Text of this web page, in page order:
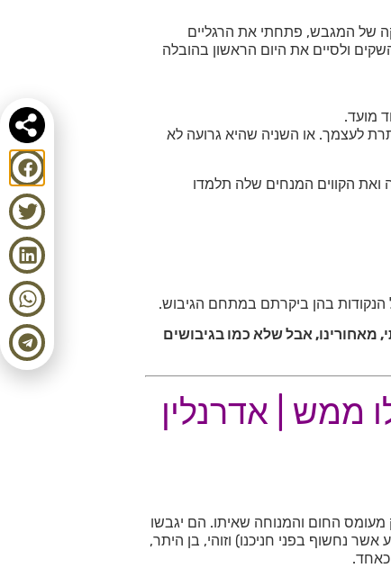
ובהזנקה של המגבש, פתחתי את הרגליים
ולסיים את היום הראשון בהובלה
מועד.
לעצמך. או השניה שהיא גרועה לא
ואת הקווים המנחים שלה תלמדו
הנקודות בהן ביקרתם במתחם הגיבוש.
מאחורינו, אבל שלא כמו בגיבושים
ממש | אדרנלין
החום והמנוחה שאיתו. הם יגבשו
נחשוף בפני חניכנו) וזוהי, בן היתר,
כאחד.